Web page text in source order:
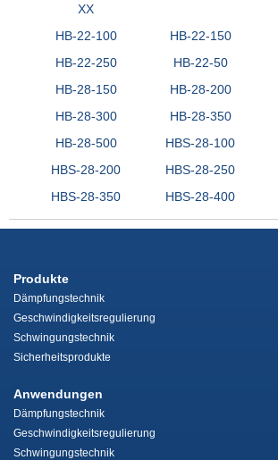
XX
HB-22-100 HB-22-150
HB-22-250
HB-22-50
HB-28-150
HB-28-200
HB-28-300
HB-28-350
HB-28-500
HBS-28-100
HBS-28-200
HBS-28-250
HBS-28-350
HBS-28-400
Produkte
Dämpfungstechnik
Geschwindigkeitsregulierung
Schwingungstechnik
Sicherheitsprodukte
Anwendungen
Dämpfungstechnik
Geschwindigkeitsregulierung
Schwingungstechnik